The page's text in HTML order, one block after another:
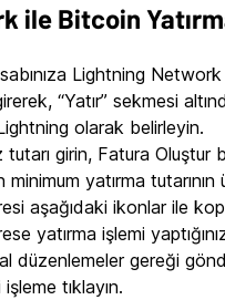
ile Bitcoin
Lightning
“Yatır” sekmesi
olarak belirleyin.
girin, Fatura Oluştur
minimum yatırma
aşağıdaki ikonlar ile
yatırma işlemi
düzenlemeler gereği
tıklayın.